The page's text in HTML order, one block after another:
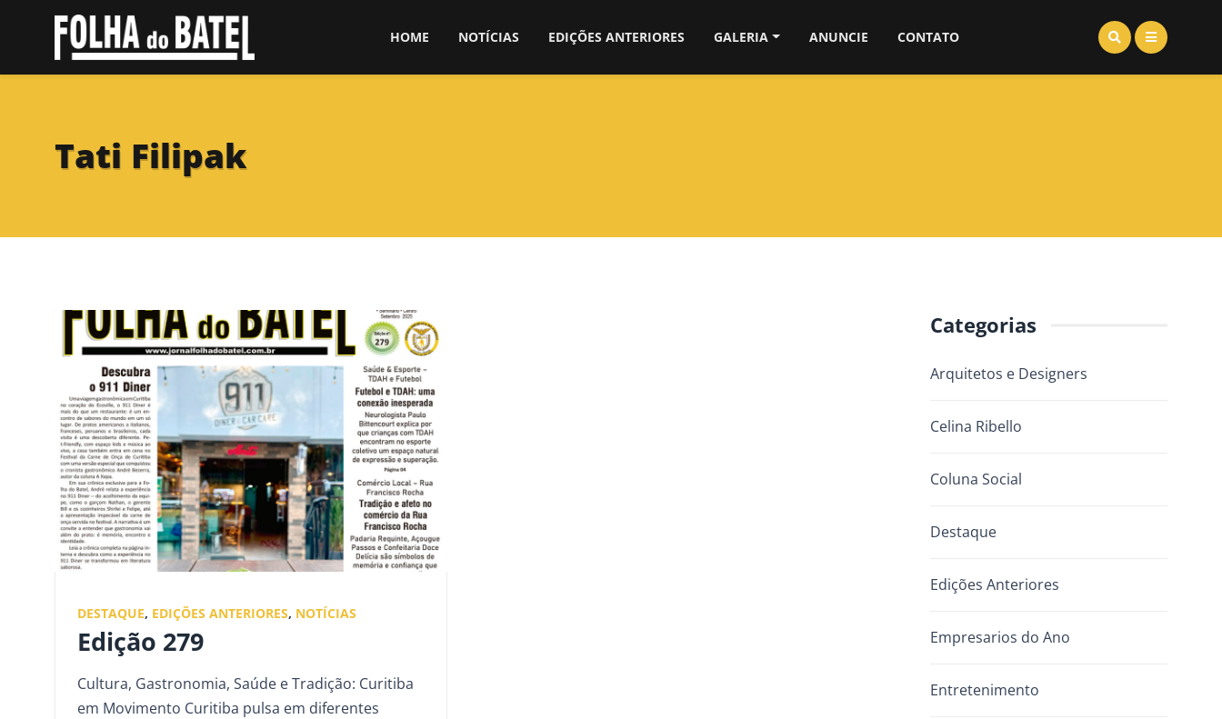
HOME NOTÍCIAS EDIÇÕES ANTERIORES GALERIA ANUNCIE CONTATO
Tati Filipak
DESTAQUE, EDIÇÕES ANTERIORES, NOTÍCIAS
Edição 279
Cultura, Gastronomia, Saúde e Tradição: Curitiba
em Movimento Curitiba pulsa em diferentes
Categorias
Arquitetos e Designers
Celina Ribello
Coluna Social
Destaque
Edições Anteriores
Empresarios do Ano
Entretenimento